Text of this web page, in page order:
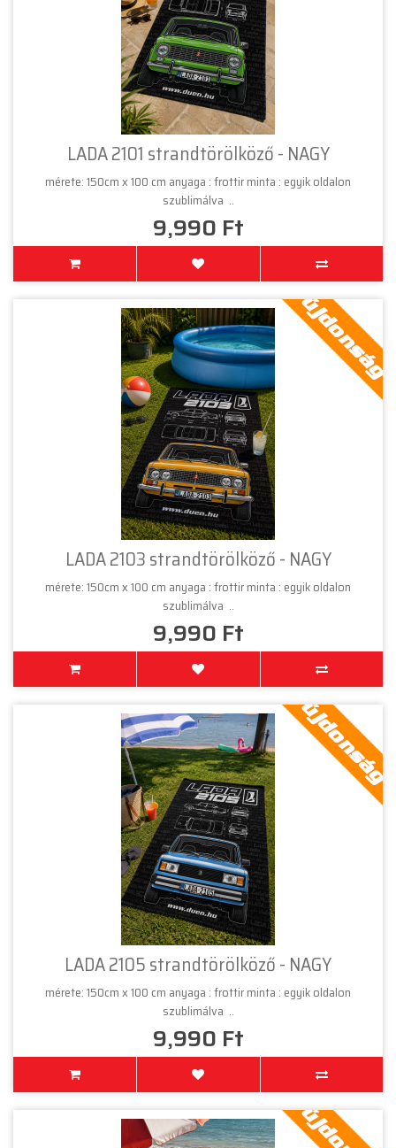
LADA 2101 strandtörölköző - NAGY
mérete: 150cm x 100 cm anyaga : frottir minta : egyik oldalon
szublimálva ..
9,990 Ft
LADA 2103 strandtörölköző - NAGY
mérete: 150cm x 100 cm anyaga : frottir minta : egyik oldalon
szublimálva ..
9,990 Ft
LADA 2105 strandtörölköző - NAGY
mérete: 150cm x 100 cm anyaga : frottir minta : egyik oldalon
szublimálva ..
9,990 Ft